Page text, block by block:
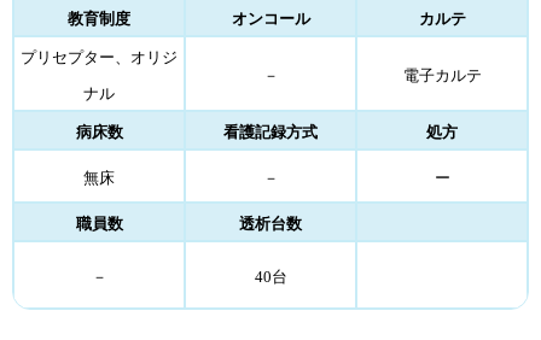
教育制度 オンコール カルテ
プリセプター、オリジ
ナル
－ 電子カルテ
病床数 看護記録方式 処方
無床 － ー
職員数 透析台数
－ 40台